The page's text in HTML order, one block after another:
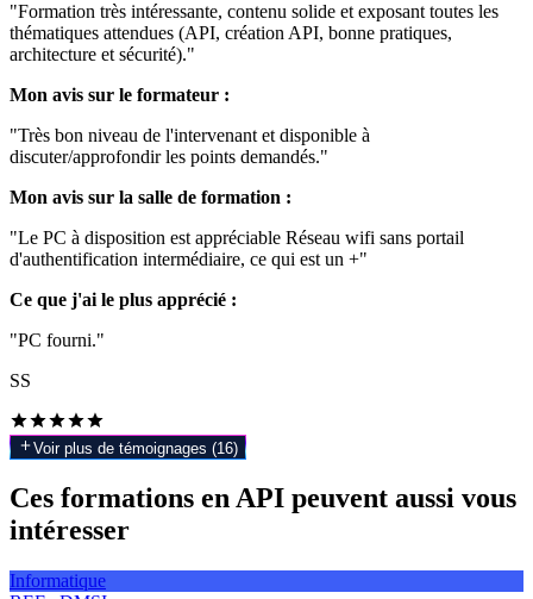
"Formation très intéressante, contenu solide et exposant toutes les
thématiques attendues (API, création API, bonne pratiques,
architecture et sécurité)."
Mon avis sur le formateur :
"Très bon niveau de l'intervenant et disponible à
discuter/approfondir les points demandés."
Mon avis sur la salle de formation :
"Le PC à disposition est appréciable Réseau wifi sans portail
d'authentification intermédiaire, ce qui est un +"
Ce que j'ai le plus apprécié :
"PC fourni."
SS
Voir plus de témoignages (16)
Ces formations en API peuvent aussi vous
intéresser
Informatique